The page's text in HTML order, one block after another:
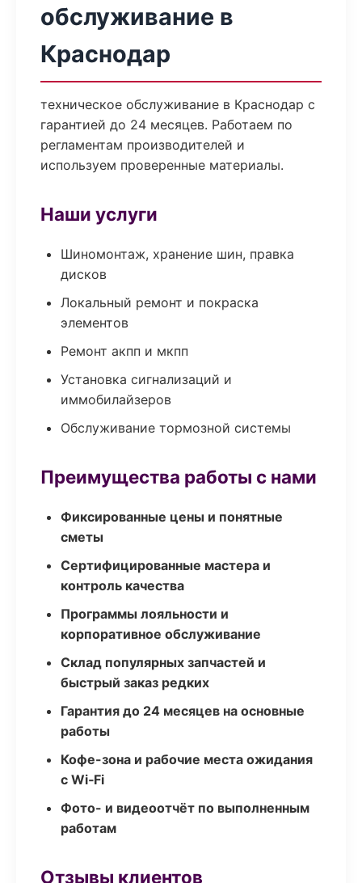
обслуживание в
Краснодар
техническое обслуживание в Краснодар с
гарантией до 24 месяцев. Работаем по
регламентам производителей и
используем проверенные материалы.
Наши услуги
Шиномонтаж, хранение шин, правка
дисков
Локальный ремонт и покраска
элементов
Ремонт акпп и мкпп
Установка сигнализаций и
иммобилайзеров
Обслуживание тормозной системы
Преимущества работы с нами
Фиксированные цены и понятные
сметы
Сертифицированные мастера и
контроль качества
Программы лояльности и
корпоративное обслуживание
Склад популярных запчастей и
быстрый заказ редких
Гарантия до 24 месяцев на основные
работы
Кофе-зона и рабочие места ожидания
с Wi‑Fi
Фото- и видеоотчёт по выполненным
работам
Отзывы клиентов